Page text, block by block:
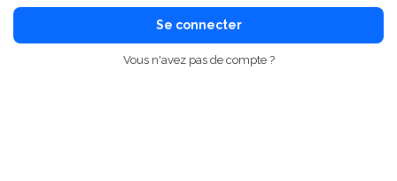
Se connecter
Vous n'avez pas de compte ?